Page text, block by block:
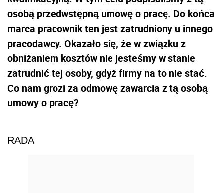
osobą przedwstępną umowę o pracę. Do końca
marca pracownik ten jest zatrudniony u innego
pracodawcy. Okazało się, że w związku z
obniżaniem kosztów nie jesteśmy w stanie
zatrudnić tej osoby, gdyż firmy na to nie stać.
Co nam grozi za odmowę zawarcia z tą osobą
umowy o pracę?
RADA